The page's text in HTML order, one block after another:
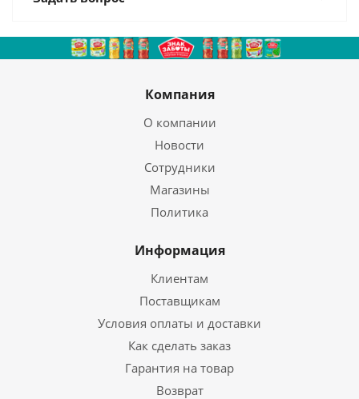
Компания
О компании
Новости
Сотрудники
Магазины
Политика
Информация
Клиентам
Поставщикам
Условия оплаты и доставки
Как сделать заказ
Гарантия на товар
Возврат